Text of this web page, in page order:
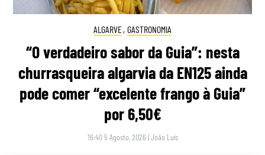
ALGARVE, GASTRONOMIA
“O verdadeiro sabor da Guia”: nesta
churrasqueira algarvia da EN125 ainda
pode comer “excelente frango à Guia”
por 6,50€
16:40 5 Agosto, 2026 |João Luís